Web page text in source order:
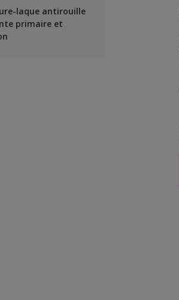
laque antirouille
primaire et